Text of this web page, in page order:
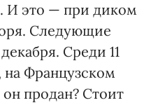
И это — при диком
Следующие
Среди 11
на Французском
продан? Стоит